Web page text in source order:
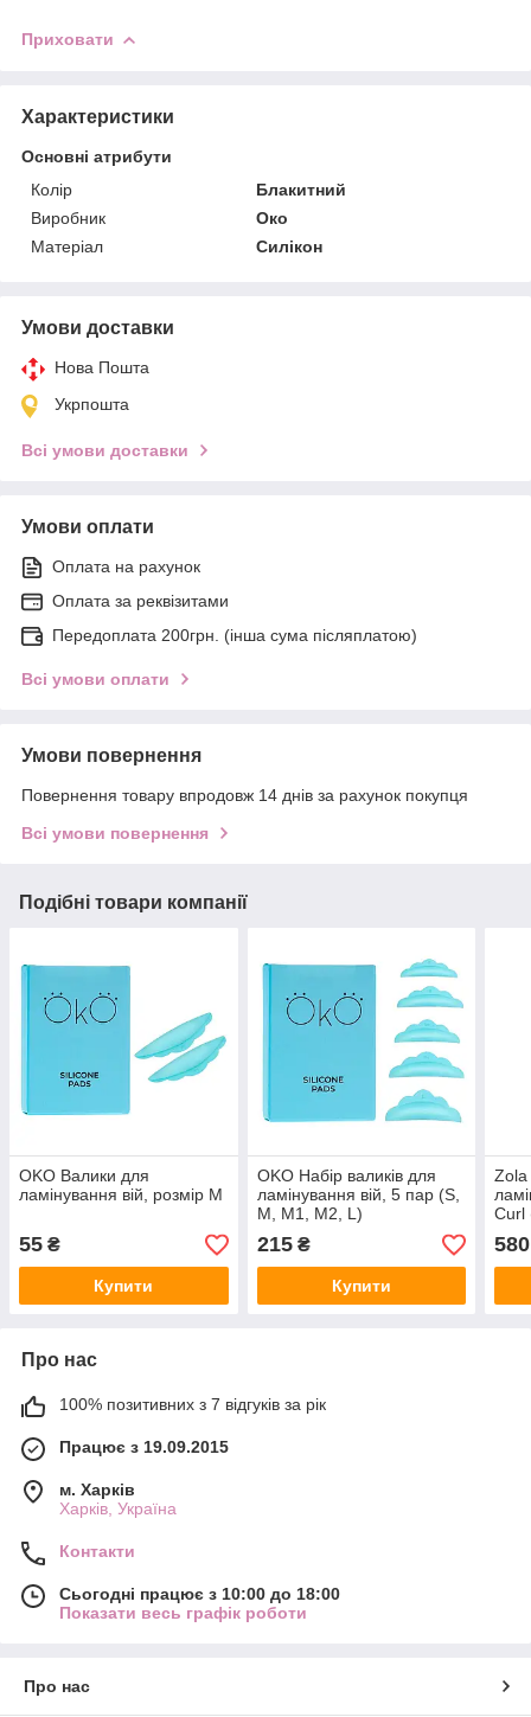
Приховати
Характеристики
Основні атрибути
Колір
Блакитний
Виробник
Око
Матеріал
Силікон
Умови доставки
Нова Пошта
Укрпошта
Всі умови доставки
Умови оплати
Оплата на рахунок
Оплата за реквізитами
Передоплата 200грн. (інша сума післяплатою)
Всі умови оплати
Умови повернення
Повернення товару впродовж 14 днів за рахунок покупця
Всі умови повернення
Подібні товари компанії
OKO Валики для
ламінування вій, розмір M
55 ₴
Купити
OKO Набір валиків для
ламінування вій, 5 пар (S,
M, M1, M2, L)
215₴
Купити
Zola
Curl
4.5
580
Про нас
100% позитивних з 7 відгуків за рік
Працює з 19.09.2015
м. Харків
Харків, Україна
Контакти
Сьогодні працює з 10:00 до 18:00
Показати весь графік роботи
Про нас